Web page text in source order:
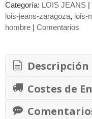
Categoría: LOIS JEANS |
lois-jeans-zaragoza lois-
hombre | Comentarios
Descripción
Costes de